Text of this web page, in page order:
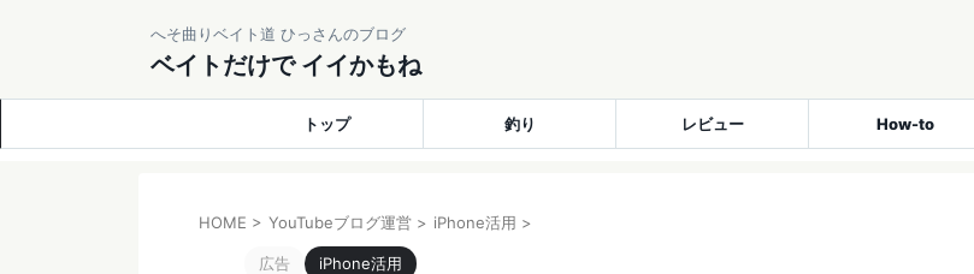
へそ曲りベイト道 ひっさんのブログ
ベイトだけで イイかもね
トップ 釣り レビュー How-to
HOME > YouTubeブログ運営 > iPhone活用 >
広告 iPhone活用